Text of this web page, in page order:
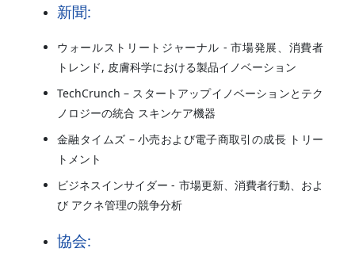
新聞:
ウォールストリートジャーナル - 市場発展、消費者
トレンド, 皮膚科学における製品イノベーション
TechCrunch – スタートアップイノベーションとテク
ノロジーの統合 スキンケア機器
金融タイムズ – 小売および電子商取引の成長 トリー
トメント
ビジネスインサイダー - 市場更新、消費者行動、およ
び アクネ管理の競争分析
協会: